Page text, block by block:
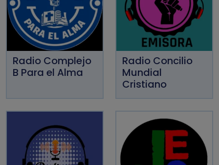
Radio Complejo
B Para el Alma
Radio Concilio
Mundial
Cristiano